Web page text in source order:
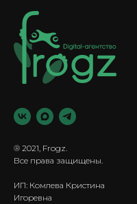
® 2021, Frogz.
Все права защищены.
ИП: Комлева Кристина
Игоревна